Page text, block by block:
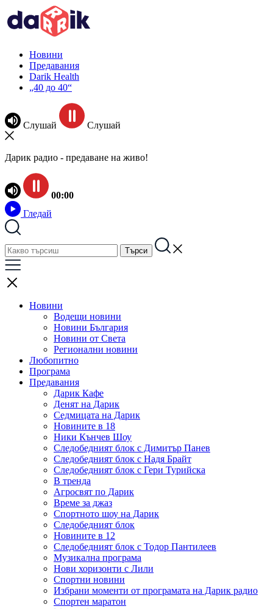
Новини
Предавания
Darik Health
„40 до 40“
Слушай Слушай
Дарик радио - предаване на живо!
00:00
Гледай
Новини
Водещи новини
Новини България
Новини от Света
Регионални новини
Любопитно
Програма
Предавания
Дарик Кафе
Денят на Дарик
Седмицата на Дарик
Новините в 18
Ники Кънчев Шоу
Следобедният блок с Димитър Панев
Следобедният блок с Надя Брайт
Следобедният блок с Гери Турийска
В тренда
Агросвят по Дарик
Време за джаз
Спортното шоу на Дарик
Следобедният блок
Новините в 12
Следобедният блок с Тодор Пантилеев
Музикална програма
Нови хоризонти с Лили
Спортни новини
Избрани моменти от програмата на Дарик радио
Спортен маратон